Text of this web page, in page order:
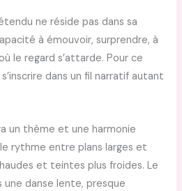
ne réside pas dans sa
à émouvoir, surprendre, à
le regard s’attarde. Pour ce
dans un fil narratif autant
un thème et une harmonie
rythme entre plans larges et
et teintes plus froides. Le
danse lente, presque